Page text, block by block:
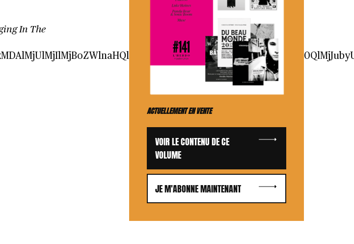
In The
ACTUELLEMENT EN VENTE
VOIR LE CONTENU DE CE
VOLUME
JE M'ABONNE MAINTENANT